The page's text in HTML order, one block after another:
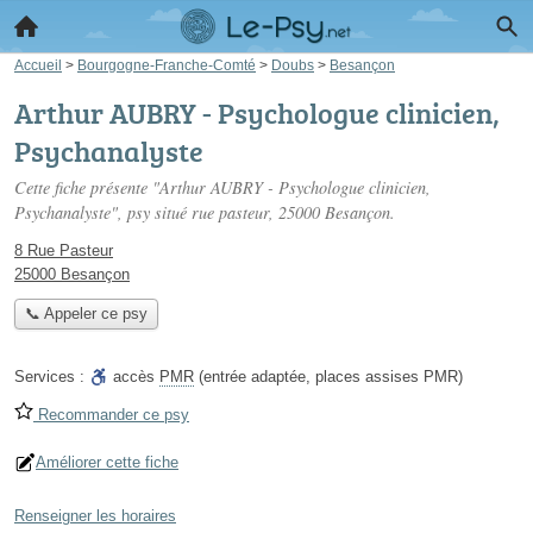
Accueil > Bourgogne-Franche-Comté > Doubs > Besançon
Arthur AUBRY - Psychologue clinicien,
Psychanalyste
Cette fiche présente "Arthur AUBRY - Psychologue clinicien,
Psychanalyste", psy situé rue pasteur, 25000 Besançon.
8 Rue Pasteur
25000 Besançon
📞 Appeler ce psy
Services : accès PMR (entrée adaptée, places assises PMR)
Recommander ce psy
Améliorer cette fiche
Renseigner les horaires